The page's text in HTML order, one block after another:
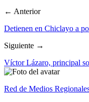
← Anterior
Detienen en Chiclayo a
Siguiente →
Víctor Lázaro, principal
Red de Medios